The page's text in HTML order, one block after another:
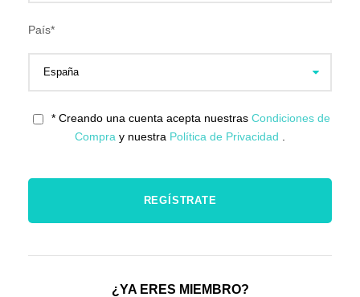
País*
* Creando una cuenta acepta nuestras Condiciones de
Compra y nuestra Política de Privacidad
¿YA ERES MIEMBRO?